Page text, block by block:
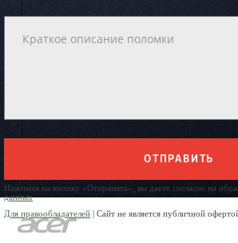
ОТПРАВИТЬ
Нажимая на кнопку «Отправить», вы даете согласие на
данных
Для правообладателей | Сайт не является публичной